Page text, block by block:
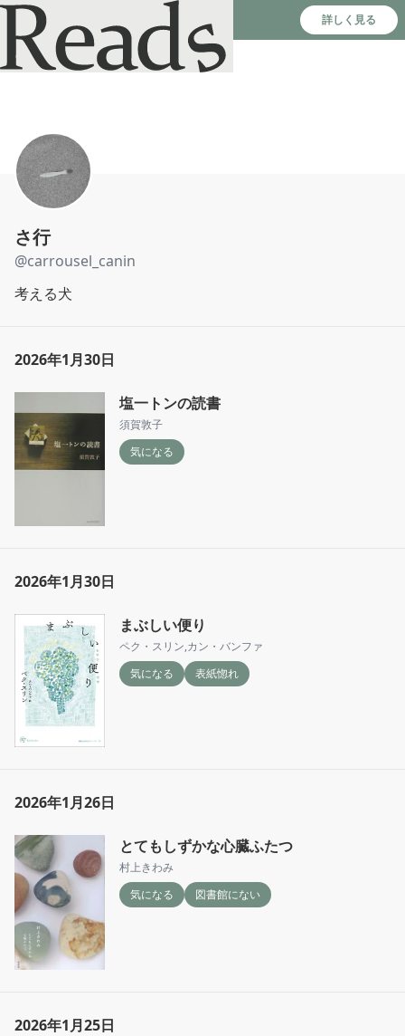
Reads - 読書のSNS＆記録アプリ 詳しく見る
さ行
@carrousel_canin
考える犬
2026年1月30日
塩一トンの読書
須賀敦子
気になる
2026年1月30日
まぶしい便り
ペク・スリン,カン・バンファ
気になる
表紙惚れ
2026年1月26日
とてもしずかな心臓ふたつ
村上きわみ
気になる
図書館にない
2026年1月25日